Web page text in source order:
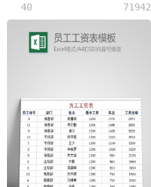
40 71942